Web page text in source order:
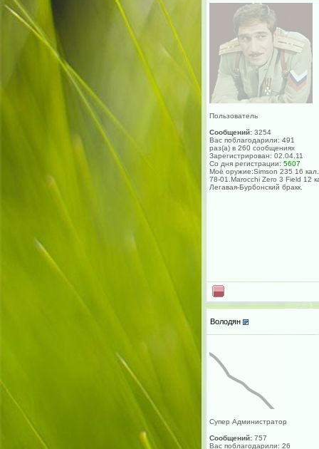
Пользователь
Сообщений: 3254
Вас поблагодарили: 491
раз(а) в 260 сообщениях
Зарегистрирован: 02.04.11
Со дня регистрации: 5607
Моё оружие:Simson 235 16
78-01.Marocchi Zero 3 Field 12
Легавая-Бурбонский бракк.
Володян
Супер Администратор
Сообщений: 757
Вас поблагодарили: 26